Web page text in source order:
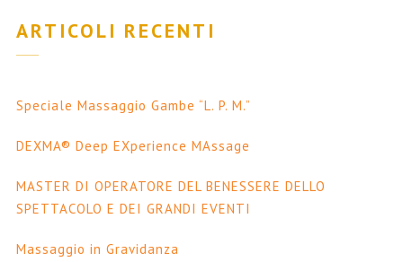
ARTICOLI RECENTI
Speciale Massaggio Gambe “L. P. M.”
DEXMA® Deep EXperience MAssage
MASTER DI OPERATORE DEL BENESSERE DELLO
SPETTACOLO E DEI GRANDI EVENTI
Massaggio in Gravidanza